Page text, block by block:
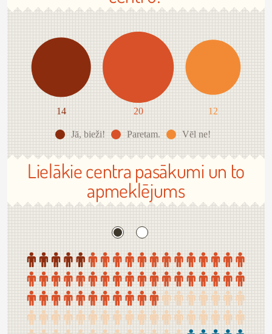
14 20 12
Jā, bieži! Paretam. Vēl ne!
Lielākie centra pasākumi un to
apmeklējums